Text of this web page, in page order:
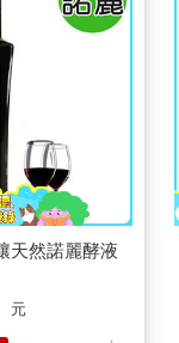
天然諾麗酵液
元